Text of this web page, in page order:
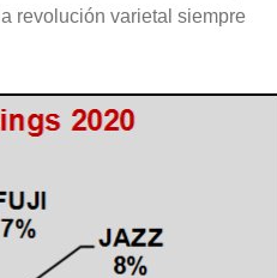
revolución varietal siempre